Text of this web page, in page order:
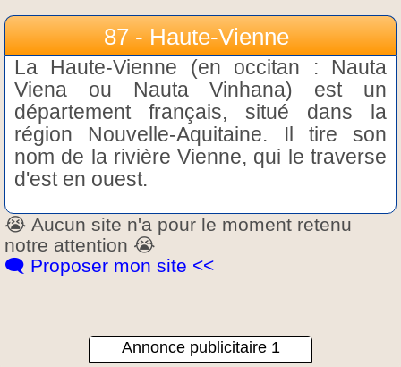
87 - Haute-Vienne
La Haute-Vienne (en occitan : Nauta
Viena ou Nauta Vinhana) est un
département français, situé dans la
région Nouvelle-Aquitaine. Il tire son
nom de la rivière Vienne, qui le traverse
d'est en ouest.
😭 Aucun site n'a pour le moment retenu
notre attention 😭
🗨️ Proposer mon site <<
Annonce publicitaire 1